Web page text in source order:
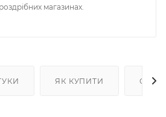
магазинах.
ЯК КУПИТИ